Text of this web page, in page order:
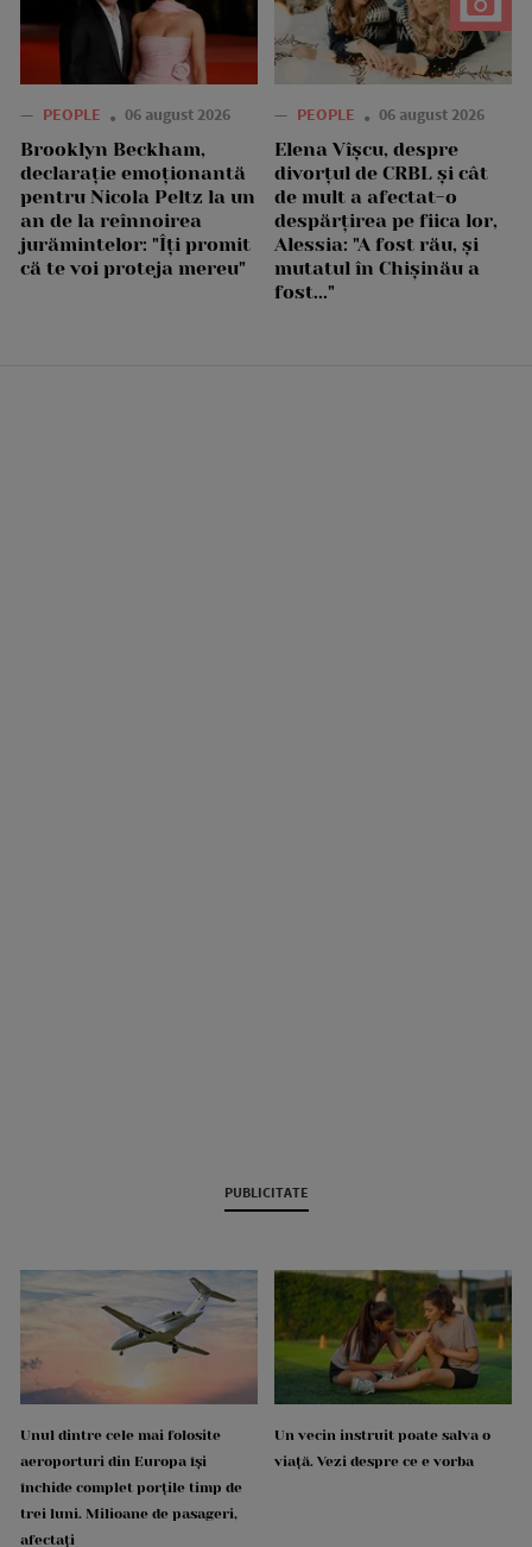
— PEOPLE 06 august 2026
Brooklyn Beckham,
declarație emoționantă
pentru Nicola Peltz la un
an de la reînnoirea
jurămintelor: "Îți promit
că te voi proteja mereu"
— PEOPLE 06 august 2026
Elena Vîșcu, despre
divorțul de CRBL și cât
de mult a afectat-o
despărțirea pe fiica lor,
Alessia: "A fost rău, și
mutatul în Chișinău a
fost..."
PUBLICITATE
Unul dintre cele mai folosite
aeroporturi din Europa își
închide complet porțile timp de
trei luni. Milioane de pasageri,
afectați
Un vecin instruit poate salva o
viață. Vezi despre ce e vorba